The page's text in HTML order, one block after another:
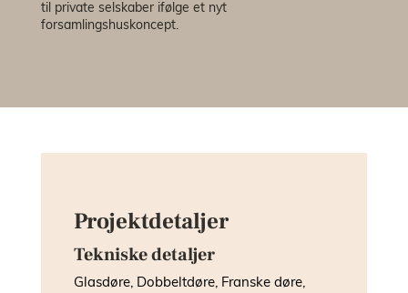
til private selskaber ifølge et nyt
forsamlingshuskoncept.
Projektdetaljer
Tekniske detaljer
Glasdøre, Dobbeltdøre, Franske døre,